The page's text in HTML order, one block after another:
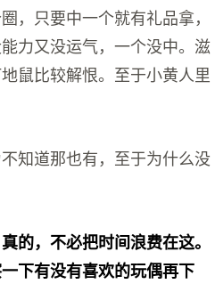
，只要中一个就有礼品拿，
力又没运气，一个没中。滋
鼠比较解恨。至于小黄人里
知道那也有，至于为什么没
的，不必把时间浪费在这。
下有没有喜欢的玩偶再下